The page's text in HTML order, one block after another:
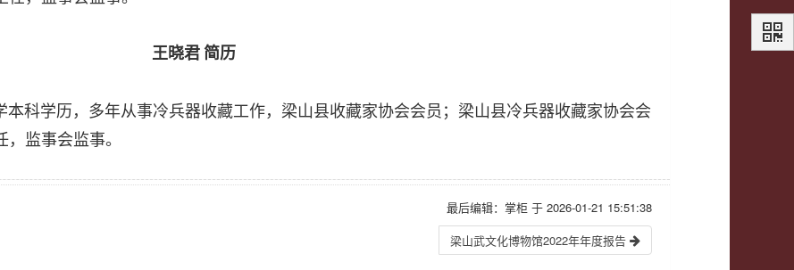
王晓君简历
本科学历，多年从事冷兵器收藏工作，梁山县收藏家协会会员；梁山县冷兵器收藏家协会会
监事会监事。
最后编辑：掌柜 于 2026-01-21 15:51:38
梁山武文化博物馆2022年年度报告